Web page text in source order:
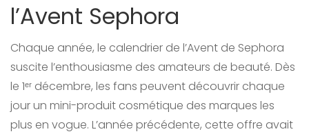
l’Avent Sephora
Chaque année, le calendrier de l’Avent de Sephora
suscite l’enthousiasme des amateurs de beauté. Dès
le 1ᵉʳ décembre, les fans peuvent découvrir chaque
jour un mini-produit cosmétique des marques les
plus en vogue. L’année précédente, cette offre avait